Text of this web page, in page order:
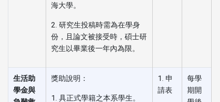
海大學。
2. 研究生投稿時需為在學身
份，且論文被接受時，碩士研
究生以畢業後一年內為限。
生活助
學金與
獎助說明：
1. 具正式學籍之本系學生。
1. 申
請表
每學
期開